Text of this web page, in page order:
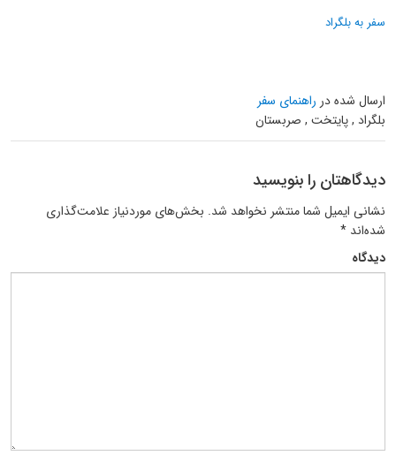
سفر به بلگراد
ارسال شده در راهنمای سفر
بلگراد , پایتخت , صربستان
دیدگاهتان را بنویسید
نشانی ایمیل شما منتشر نخواهد شد. بخش‌های موردنیاز علامت‌گذاری
شده‌اند *
دیدگاه